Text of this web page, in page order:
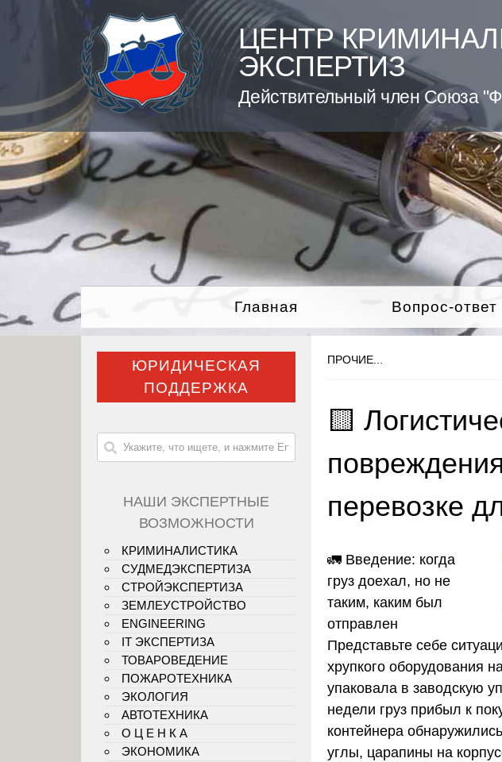
ЦЕНТР
ЭКСПЕРТИЗ
Действительный член Союза
Главная Вопрос-ответ
ПРОЧИЕ...
🟨
перевозке
🚛 Введение: когда
груз доехал, но не
таким, каким был
отправлен
Представьте себе
хрупкого оборудования
упаковала в заводскую
недели груз прибыл к
контейнера
углы, царапины на
ЮРИДИЧЕСКАЯ
ПОДДЕРЖКА
НАШИ ЭКСПЕРТНЫЕ
ВОЗМОЖНОСТИ
КРИМИНАЛИСТИКА
СУДМЕДЭКСПЕРТИЗА
СТРОЙЭКСПЕРТИЗА
ЗЕМЛЕУСТРОЙСТВО
ENGINEERING
IT ЭКСПЕРТИЗА
ТОВАРОВЕДЕНИЕ
ПОЖАРОТЕХНИКА
ЭКОЛОГИЯ
АВТОТЕХНИКА
О Ц Е Н К А
ЭКОНОМИКА